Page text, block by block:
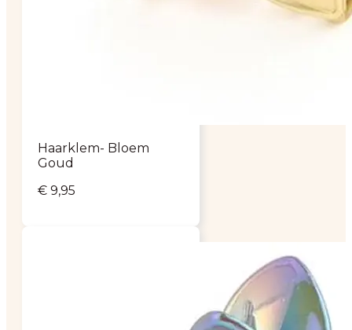
Haarklem- Bloem
Goud
€ 9,95